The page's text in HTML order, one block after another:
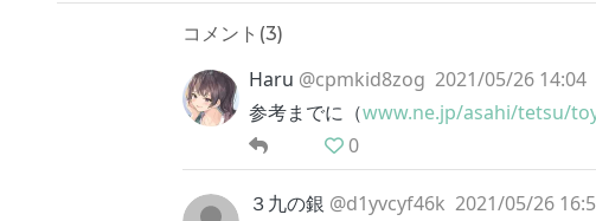
コメント(3)
Haru @cpmkid8zog 2021/05/26 14:04
参考までに（www.ne.jp/asahi/tetsu/
0
３九の銀 @d1yvcyf46k 2021/05/26